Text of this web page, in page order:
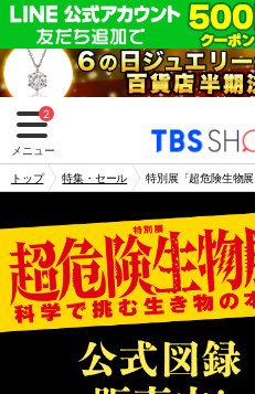
2
メニュー
トップ 特集・セール 特別展「超危険生物